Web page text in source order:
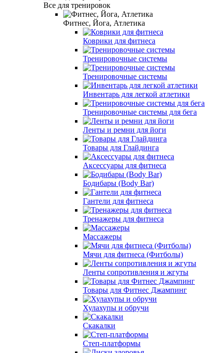
Все для тренировок
Фитнес, Йога, Атлетика
Коврики для фитнеса
Тренировочные системы
Тренировочные системы
Инвентарь для легкой атлетики
Тренировочные системы для бега
Ленты и ремни для йоги
Товары для Глайдинга
Аксессуары для фитнеса
Бодибары (Body Bar)
Гантели для фитнеса
Тренажеры для фитнеса
Массажеры
Мячи для фитнеса (Фитболы)
Ленты сопротивления и жгуты
Товары для Фитнес Джампинг
Хулахупы и обручи
Скакалки
Степ-платформы